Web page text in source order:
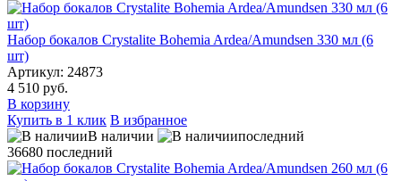
Набор бокалов Crystalite Bohemia Ardea/Amundsen 330 мл (6
шт)
Артикул: 24873
4 510 руб.
В корзину
Купить в 1 клик В избранное
В наличии
последний
36680 последний